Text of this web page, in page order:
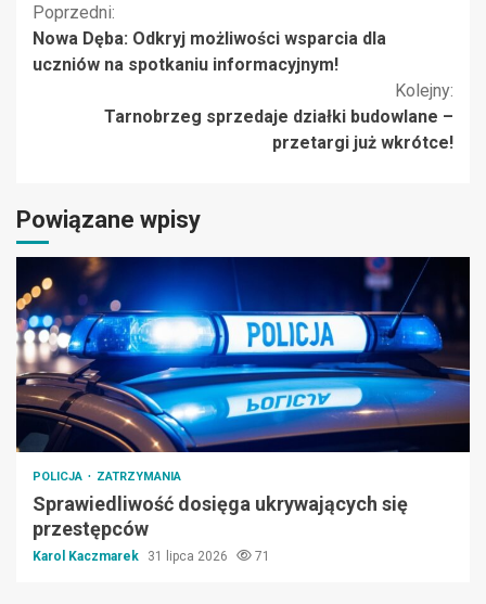
Kontynuuj
czytanie
Poprzedni:
Nowa Dęba: Odkryj możliwości wsparcia dla
uczniów na spotkaniu informacyjnym!
Kolejny:
Tarnobrzeg sprzedaje działki budowlane –
przetargi już wkrótce!
Powiązane wpisy
POLICJA ZATRZYMANIA
Sprawiedliwość dosięga ukrywających się
przestępców
Karol Kaczmarek 31 lipca 2026 71